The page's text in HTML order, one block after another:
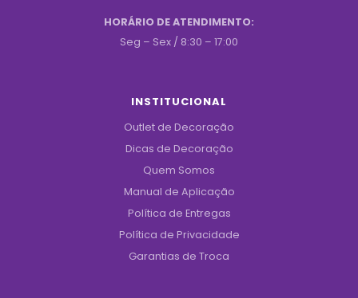
HORÁRIO DE ATENDIMENTO:
Seg – Sex / 8:30 – 17:00
INSTITUCIONAL
Outlet de Decoração
Dicas de Decoração
Quem Somos
Manual de Aplicação
Política de Entregas
Política de Privacidade
Garantias de Troca